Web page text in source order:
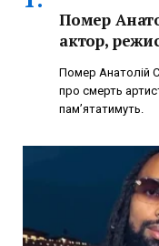
Помер
актор,
Помер Анатолій
про смерть
пам’ятатимуть.